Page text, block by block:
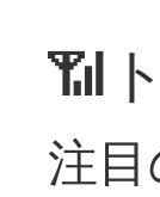
📶
注